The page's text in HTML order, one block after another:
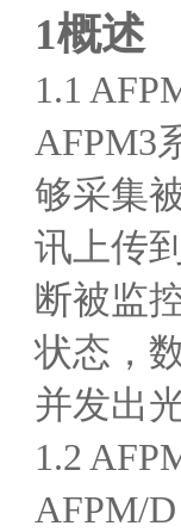
1概述
1.1
AFPM3
够采集
讯上传
断被监
状态，
并发出
1.2
AFPM/